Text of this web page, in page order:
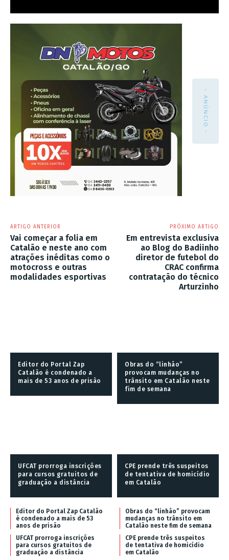
- ANÚNCIO -
ARTIGO ANTERIOR
Vai começar a folia em
Catalão e neste ano com
atrações inéditas como o
motocross e outras
modalidades esportivas
PRÓXIMO ARTIGO
Em entrevista exclusiva
ao Blog do Badiinho
diretor de futebol do
CRAC confirma
contratação do técnico
Arturzinho
Editor do Portal Zap
Catalão é condenado a
mais de 53 anos de prisão
Obras do “linhão”
provocam mudanças no
trânsito em Catalão neste
fim de semana
UFCAT prorroga inscrições
para cursos gratuitos de
graduação a distância
CPE prende três suspeitos
de tentativa de homicídio
em Catalão
Editor do Portal Zap Catalão
é condenado a mais de 53
anos de prisão
Obras do “linhão” provocam
mudanças no trânsito em
Catalão neste fim de semana
UFCAT prorroga inscrições
para cursos gratuitos de
graduação a distância
CPE prende três suspeitos
de tentativa de homicídio
em Catalão